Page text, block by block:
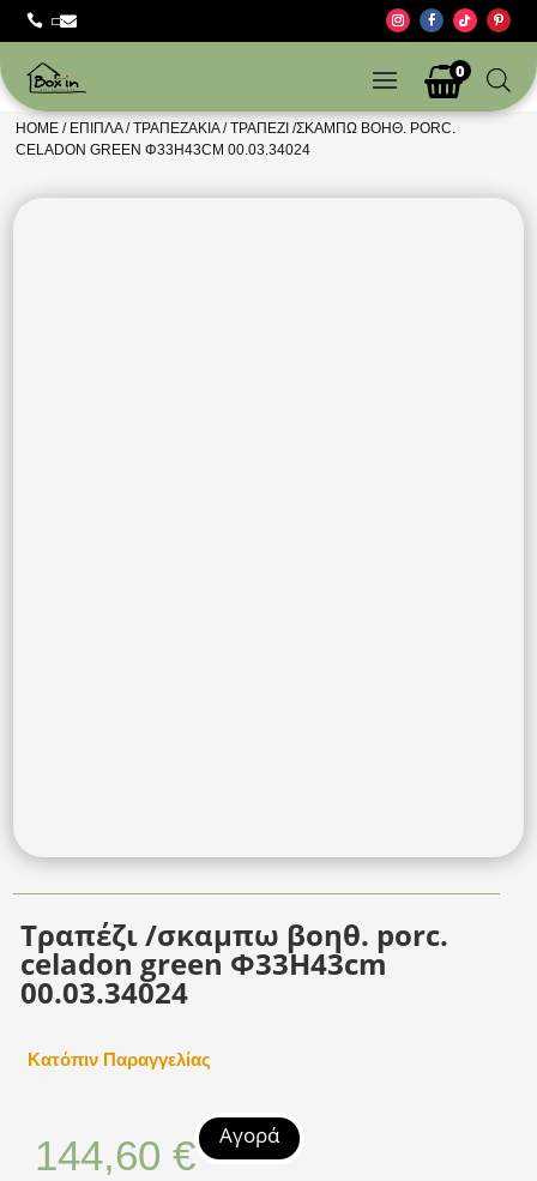
 
0
HOME / ΈΠΙΠΛΑ/ΤΡΑΠΕΖΆΚΙΑ/ ΤΡΑΠΈΖΙ /ΣΚΑΜΠΩ ΒΟΗΘ. PORC.
CELADON GREEN Φ33Η43CM 00.03.34024
Τραπέζι /σκαμπω βοηθ. porc.
celadon green Φ33Η43cm
00.03.34024
Κατόπιν Παραγγελίας
144,60€ Αγορά